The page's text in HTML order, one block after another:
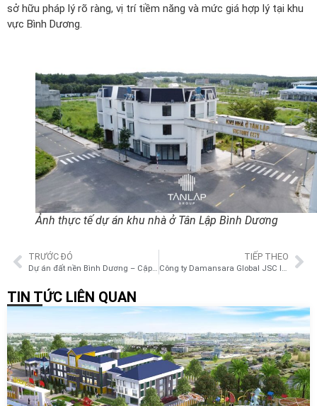
sở hữu pháp lý rõ ràng, vị trí tiềm năng và mức giá hợp lý tại khu
vực Bình Dương.
Ảnh thực tế dự án khu nhà ở Tân Lập Bình Dương
TRƯỚC ĐÓ
Dự án đất nền Bình Dương – Cập nhật thông tin & xu hướng đầu tư mới nhất
TIẾP THEO
Công ty Damansara Global JSC là ai? Tổng quan & giá trị cốt lõi
TIN TỨC LIÊN QUAN